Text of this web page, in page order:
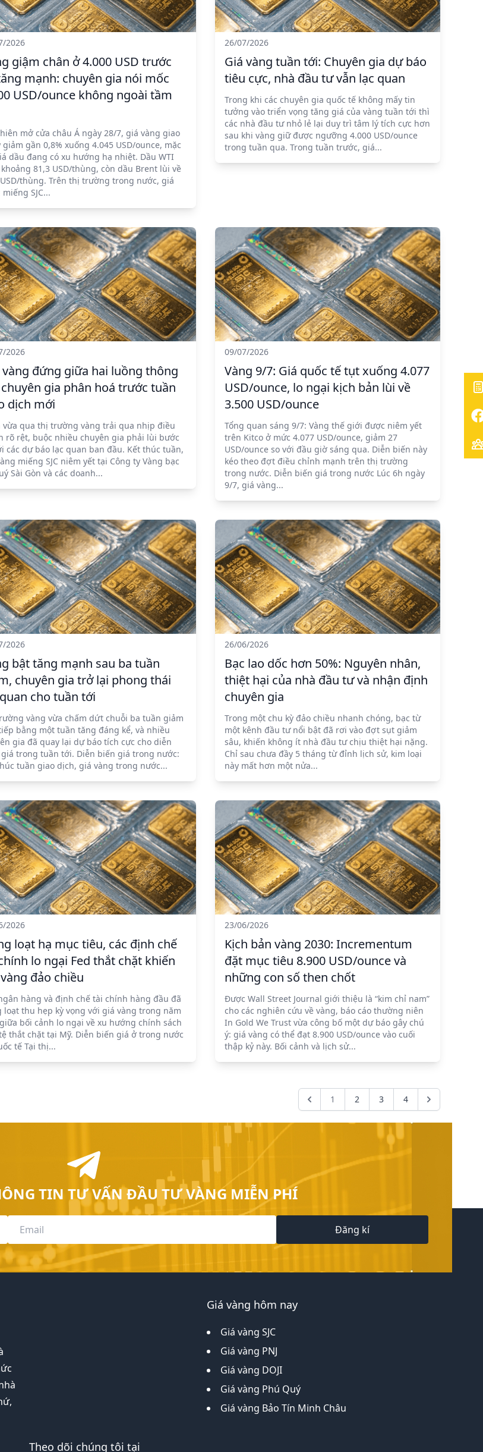
2026
giậm chân ở 4.000 USD trước
mạnh: chuyên gia nói mốc
USD/ounce không ngoài tầm
mở cửa châu Á ngày 28/7, giá vàng giao
giảm gần 0,8% xuống 4.045 USD/ounce, mặc
dầu đang có xu hướng hạ nhiệt. Dầu WTI
81,3 USD/thùng, còn dầu Brent lùi về
thùng. Trên thị trường trong nước, giá
SJC...
26/07/2026
Giá vàng tuần tới: Chuyên gia dự báo
tiêu cực, nhà đầu tư vẫn lạc quan
Trong khi các chuyên gia quốc tế không mấy tin
tưởng vào triển vọng tăng giá của vàng tuần tới thì
các nhà đầu tư nhỏ lẻ lại duy trì tâm lý tích cực hơn
sau khi vàng giữ được ngưỡng 4.000 USD/ounce
trong tuần qua. Trong tuần trước, giá...
2026
vàng đứng giữa hai luồng thông
gia phân hoá trước tuần
dịch mới
vừa qua thị trường vàng trải qua nhịp điều
rõ rệt, buộc nhiều chuyên gia phải lùi bước
các dự báo lạc quan ban đầu. Kết thúc tuần,
miếng SJC niêm yết tại Công ty Vàng bạc
Sài Gòn và các doanh...
09/07/2026
Vàng 9/7: Giá quốc tế tụt xuống 4.077
USD/ounce, lo ngại kịch bản lùi về
3.500 USD/ounce
Tổng quan sáng 9/7: Vàng thế giới được niêm yết
trên Kitco ở mức 4.077 USD/ounce, giảm 27
USD/ounce so với đầu giờ sáng qua. Diễn biến này
kéo theo đợt điều chỉnh mạnh trên thị trường
trong nước. Diễn biến giá trong nước Lúc 6h ngày
9/7, giá vàng...
2026
bật tăng mạnh sau ba tuần
chuyên gia trở lại phong thái
cho tuần tới
vàng vừa chấm dứt chuỗi ba tuần giảm
bằng một tuần tăng đáng kể, và nhiều
gia đã quay lại dự báo tích cực cho diễn
trong tuần tới. Diễn biến giá trong nước:
tuần giao dịch, giá vàng trong nước...
26/06/2026
Bạc lao dốc hơn 50%: Nguyên nhân,
thiệt hại của nhà đầu tư và nhận định
chuyên gia
Trong một chu kỳ đảo chiều nhanh chóng, bạc từ
một kênh đầu tư nổi bật đã rơi vào đợt sụt giảm
sâu, khiến không ít nhà đầu tư chịu thiệt hại nặng.
Chỉ sau chưa đầy 5 tháng từ đỉnh lịch sử, kim loại
này mất hơn một nửa...
2026
loạt hạ mục tiêu, các định chế
lo ngại Fed thắt chặt khiến
đảo chiều
hàng và định chế tài chính hàng đầu đã
loạt thu hẹp kỳ vọng với giá vàng trong năm
bối cảnh lo ngại về xu hướng chính sách
thắt chặt tại Mỹ. Diễn biến giá ở trong nước
tế Tại thị...
23/06/2026
Kịch bản vàng 2030: Incrementum
đặt mục tiêu 8.900 USD/ounce và
những con số then chốt
Được Wall Street Journal giới thiệu là “kim chỉ nam”
cho các nghiên cứu về vàng, báo cáo thường niên
In Gold We Trust vừa công bố một dự báo gây chú
ý: giá vàng có thể đạt 8.900 USD/ounce vào cuối
thập kỷ này. Bối cảnh và lịch sử...
1 2 3 4
TIN TƯ VẤN ĐẦU TƯ VÀNG MIỄN PHÍ
Đăng kí
Giá vàng hôm nay
Giá vàng SJC
Giá vàng PNJ
Giá vàng DOJI
Giá vàng Phú Quý
Giá vàng Bảo Tín Minh Châu
Theo dõi chúng tôi tại